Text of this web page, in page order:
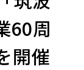
60周
開催